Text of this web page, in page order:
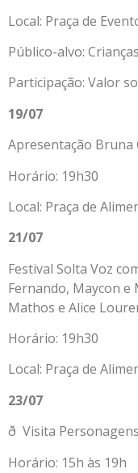
Local: Praça de
Público-alvo:
Participação: Valor
19/07
Apresentação Bruna
Horário: 19h30
Local: Praça de
21/07
Festival Solta Voz
Fernando, Maycon e
Mathos e Alice
Horário: 19h30
Local: Praça de
23/07
ð Visita
Horário: 15h às 19h